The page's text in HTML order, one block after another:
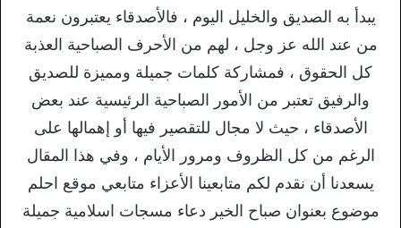
يبدأ به الصديق والخليل اليوم ، فالأصدقاء يعتبرون نعمة
من عند الله عز وجل ، لهم من الأحرف الصباحية العذبة
كل الحقوق ، فمشاركة كلمات جميلة ومميزة للصديق
والرفيق تعتبر من الأمور الصباحية الرئيسية عند بعض
الأصدقاء ، حيث لا مجال للتقصير فيها أو إهمالها على
الرغم من كل الظروف ومرور الأيام ، وفي هذا المقال
يسعدنا أن نقدم لكم متابعينا الأعزاء متابعي موقع احلم
موضوع بعنوان صباح الخير دعاء مسجات اسلامية جميلة